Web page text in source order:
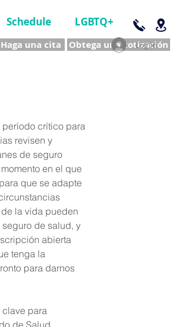
Schedule
Haga una cita
LGBTQ+
Obtega una cotización
Log In
crítico para
revisen y
de seguro
en el que
que se adapte
la vida pueden
de salud, y
abierta
tenga la
para darnos
clave para
de Salud